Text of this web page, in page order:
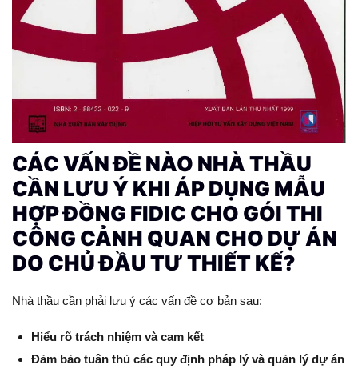
CÁC VẤN ĐỀ NÀO NHÀ THẦU
CẦN LƯU Ý KHI ÁP DỤNG MẪU
HỢP ĐỒNG FIDIC CHO GÓI THI
CÔNG CẢNH QUAN CHO DỰ ÁN
DO CHỦ ĐẦU TƯ THIẾT KẾ?
Nhà thầu cần phải lưu ý các vấn đề cơ bản sau:
Hiểu rõ trách nhiệm và cam kết
Đảm bảo tuân thủ các quy định pháp lý và quản lý dự án